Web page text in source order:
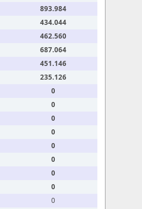
893.984
434.044
462.560
687.064
451.146
235.126
0
0
0
0
0
0
0
0
0